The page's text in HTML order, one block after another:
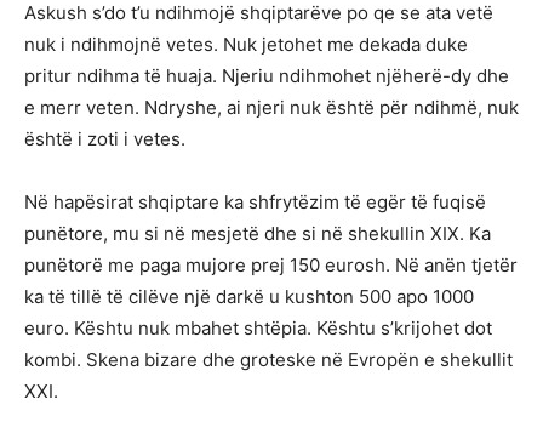
Askush s’do t’u ndihmojë shqiptarëve po qe se ata vetë
nuk i ndihmojnë vetes. Nuk jetohet me dekada duke
pritur ndihma të huaja. Njeriu ndihmohet njëherë-dy dhe
e merr veten. Ndryshe, ai njeri nuk është për ndihmë, nuk
është i zoti i vetes.
Në hapësirat shqiptare ka shfrytëzim të egër të fuqisë
punëtore, mu si në mesjetë dhe si në shekullin XIX. Ka
punëtorë me paga mujore prej 150 eurosh. Në anën tjetër
ka të tillë të cilëve një darkë u kushton 500 apo 1000
euro. Kështu nuk mbahet shtëpia. Kështu s’krijohet dot
kombi. Skena bizare dhe groteske në Evropën e shekullit
XXI.